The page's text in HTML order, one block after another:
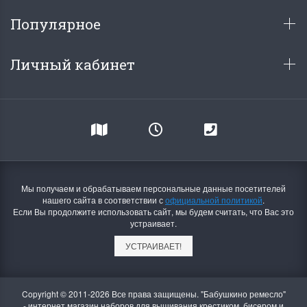
Популярное
Личный кабинет
Мы получаем и обрабатываем персональные данные посетителей
нашего сайта в соответствии софициальной политикой.
Если Вы продолжите использовать сайт, мы будем считать, что Вас это
устраивает.
УСТРАИВАЕТ!
Copyright © 2011-2026 Все права защищены. "Бабушкино ремесло"